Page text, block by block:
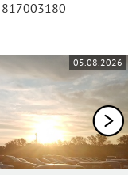
05.08.2026